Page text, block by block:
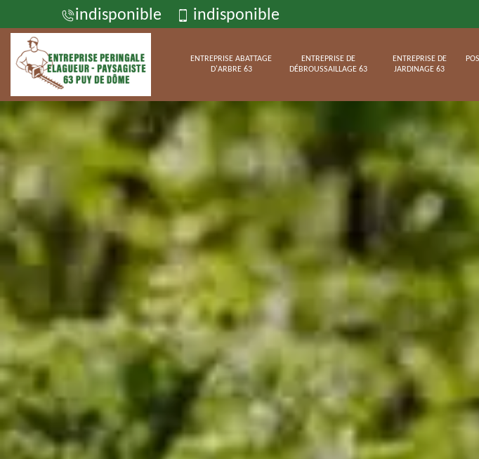
indisponible indisponible
ENTREPRISE ABATTAGE
D'ARBRE 63
ENTREPRISE DE
DÉBROUSSAILLAGE 63
ENTREPRISE DE
JARDINAGE 63